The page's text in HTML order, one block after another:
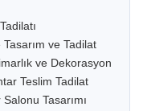
Tasarım ve Tadilat
ve Dekorasyon
Teslim Tadilat
Tasarımı